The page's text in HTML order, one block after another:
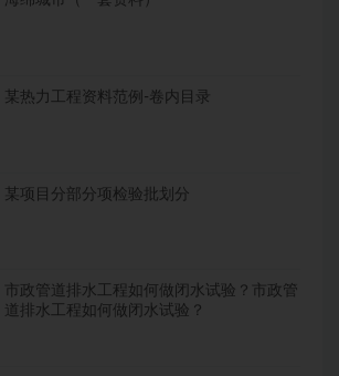
某热力工程资料范例-卷内目录
某项目分部分项检验批划分
市政管道排水工程如何做闭水试验？市政管
道排水工程如何做闭水试验？